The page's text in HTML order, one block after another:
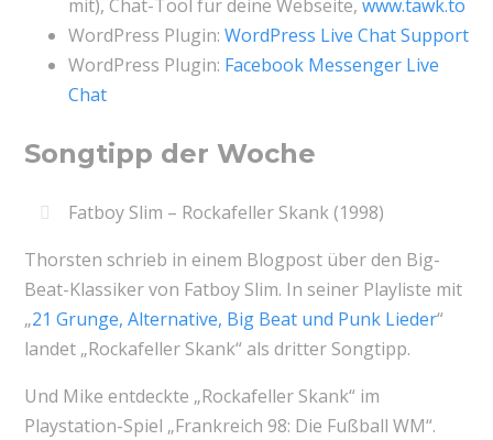
mit), Chat-Tool für deine Webseite, www.tawk.to
WordPress Plugin: WordPress Live Chat Support
WordPress Plugin: Facebook Messenger Live
Chat
Songtipp der Woche
Fatboy Slim – Rockafeller Skank (1998)
Thorsten schrieb in einem Blogpost über den Big-
Beat-Klassiker von Fatboy Slim. In seiner Playliste mit
„21 Grunge, Alternative, Big Beat und Punk Lieder“
landet „Rockafeller Skank“ als dritter Songtipp.
Und Mike entdeckte „Rockafeller Skank“ im
Playstation-Spiel „Frankreich 98: Die Fußball WM“.